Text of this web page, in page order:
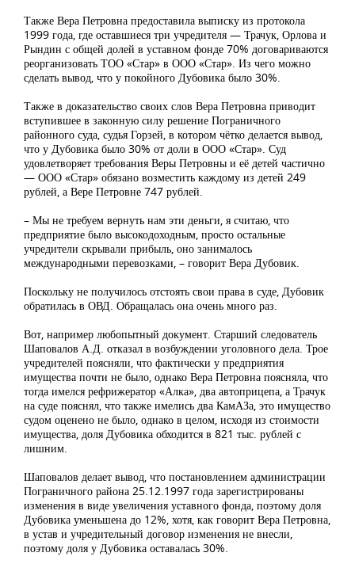
Также Вера Петровна предоставила выписку из протокола
1999 года, где оставшиеся три учредителя — Трачук, Орлова и
Рындин с общей долей в уставном фонде 70% договариваются
реорганизовать ТОО «Стар» в ООО «Стар». Из чего можно
сделать вывод, что у покойного Дубовика было 30%.
Также в доказательство своих слов Вера Петровна приводит
вступившее в законную силу решение Пограничного
районного суда, судья Горзей, в котором чётко делается вывод,
что у Дубовика было 30% от доли в ООО «Стар». Суд
удовлетворяет требования Веры Петровны и её детей частично
— ООО «Стар» обязано возместить каждому из детей 249
рублей, а Вере Петровне 747 рублей.
– Мы не требуем вернуть нам эти деньги, я считаю, что
предприятие было высокодоходным, просто остальные
учредители скрывали прибыль, оно занималось
международными перевозками, – говорит Вера Дубовик.
Поскольку не получилось отстоять свои права в суде, Дубовик
обратилась в ОВД. Обращалась она очень много раз.
Вот, например любопытный документ. Старший следователь
Шаповалов А.Д. отказал в возбуждении уголовного дела. Трое
учредителей поясняли, что фактически у предприятия
имущества почти не было, однако Вера Петровна поясняла, что
тогда имелся рефрижератор «Алка», два автоприцепа, а Трачук
на суде пояснял, что также имелись два КамАЗа, это имущество
судом оценено не было, однако в целом, исходя из стоимости
имущества, доля Дубовика обходится в 821 тыс. рублей с
лишним.
Шаповалов делает вывод, что постановлением администрации
Пограничного района 25.12.1997 года зарегистрированы
изменения в виде увеличения уставного фонда, поэтому доля
Дубовика уменьшена до 12%, хотя, как говорит Вера Петровна,
в устав и учредительный договор изменения не внесли,
поэтому доля у Дубовика оставалась 30%.